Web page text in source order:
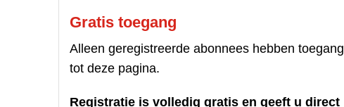
Gratis toegang
Alleen geregistreerde abonnees hebben toegang
tot deze pagina.
Registratie is volledig gratis en geeft u direct